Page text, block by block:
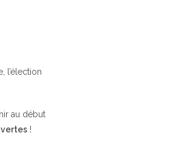
l’élection
au début
!